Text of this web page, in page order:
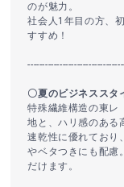
のが魅力。
社会人1年目の方、
すすめ！
〇夏のビジネススタ
特殊繊維構造の東レ
地と、ハリ感のある
速乾性に優れており
やベタつきにも配慮
だけます。